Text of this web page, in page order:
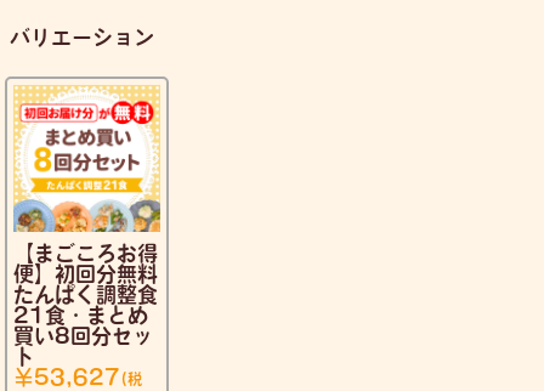
バリエーション
【まごころお得
便】初回分無料
たんぱく調整食
21食・まとめ
買い8回分セッ
ト
￥53,627 (税